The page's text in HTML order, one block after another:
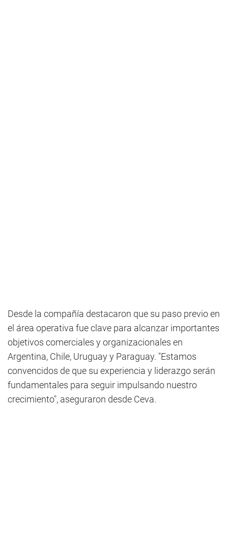
Desde la compañía destacaron que su paso previo en
el área operativa fue clave para alcanzar importantes
objetivos comerciales y organizacionales en
Argentina, Chile, Uruguay y Paraguay. "Estamos
convencidos de que su experiencia y liderazgo serán
fundamentales para seguir impulsando nuestro
crecimiento", aseguraron desde Ceva.